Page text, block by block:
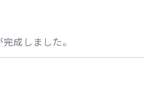
成しました。